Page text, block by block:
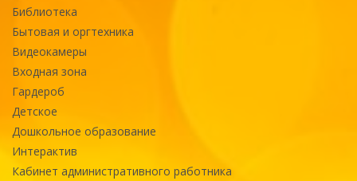
Библиотека
Бытовая и оргтехника
Видеокамеры
Входная зона
Гардероб
Детское
Дошкольное образование
Интерактив
Кабинет административного работника